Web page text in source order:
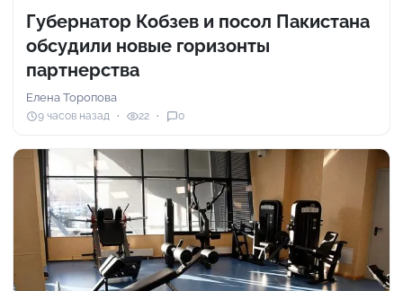
Губернатор Кобзев и посол Пакистана
обсудили новые горизонты
партнерства
Елена Торопова
9 часов назад 22 0